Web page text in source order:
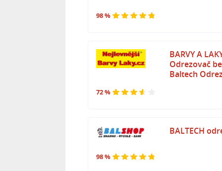
98 %
72 %
BARVY A
Odrezovač
Baltech
98 %
BALTECH